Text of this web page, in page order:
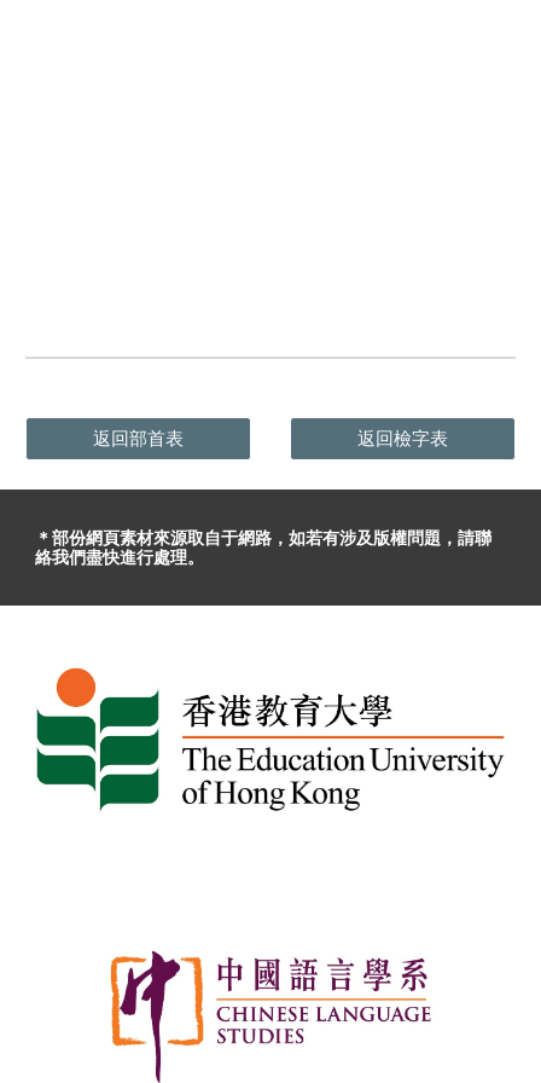
返回部首表 返回檢字表
＊部份網頁素材來源取自于網路，如若有涉及版權問題 ，請聯
絡我們盡快進行處理。